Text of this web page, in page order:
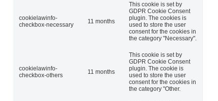
cookielawinfo-
checkbox-necessary
11 months
This cookie is set by
GDPR Cookie Consent
plugin. The cookies is
used to store the user
consent for the cookies in
the category "Necessary".
cookielawinfo-
checkbox-others
11 months
This cookie is set by
GDPR Cookie Consent
plugin. The cookie is
used to store the user
consent for the cookies in
the category "Other.